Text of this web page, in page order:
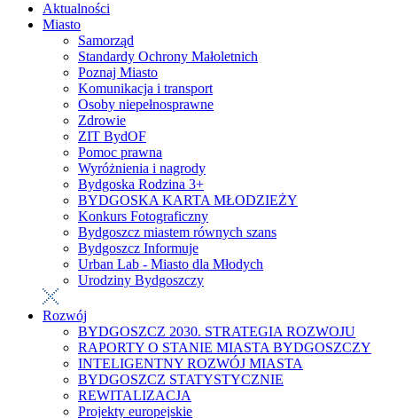
Aktualności
Miasto
Samorząd
Standardy Ochrony Małoletnich
Poznaj Miasto
Komunikacja i transport
Osoby niepełnosprawne
Zdrowie
ZIT BydOF
Pomoc prawna
Wyróżnienia i nagrody
Bydgoska Rodzina 3+
BYDGOSKA KARTA MŁODZIEŻY
Konkurs Fotograficzny
Bydgoszcz miastem równych szans
Bydgoszcz Informuje
Urban Lab - Miasto dla Młodych
Urodziny Bydgoszczy
Rozwój
BYDGOSZCZ 2030. STRATEGIA ROZWOJU
RAPORTY O STANIE MIASTA BYDGOSZCZY
INTELIGENTNY ROZWÓJ MIASTA
BYDGOSZCZ STATYSTYCZNIE
REWITALIZACJA
Projekty europejskie